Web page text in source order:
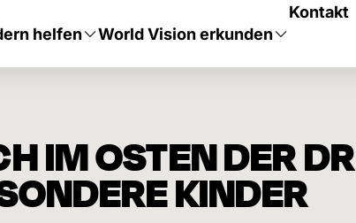
helfen World Vision erkunden
Kontakt
IM OSTEN DER DR
KINDER